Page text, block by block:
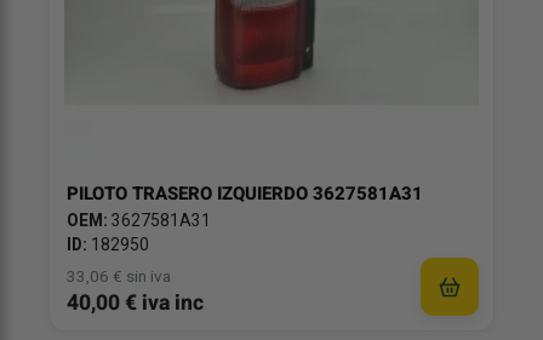
PILOTO TRASERO IZQUIERDO 3627581A31
OEM: 3627581A31
ID: 182950
33,06 € sin iva
40,00 € iva inc